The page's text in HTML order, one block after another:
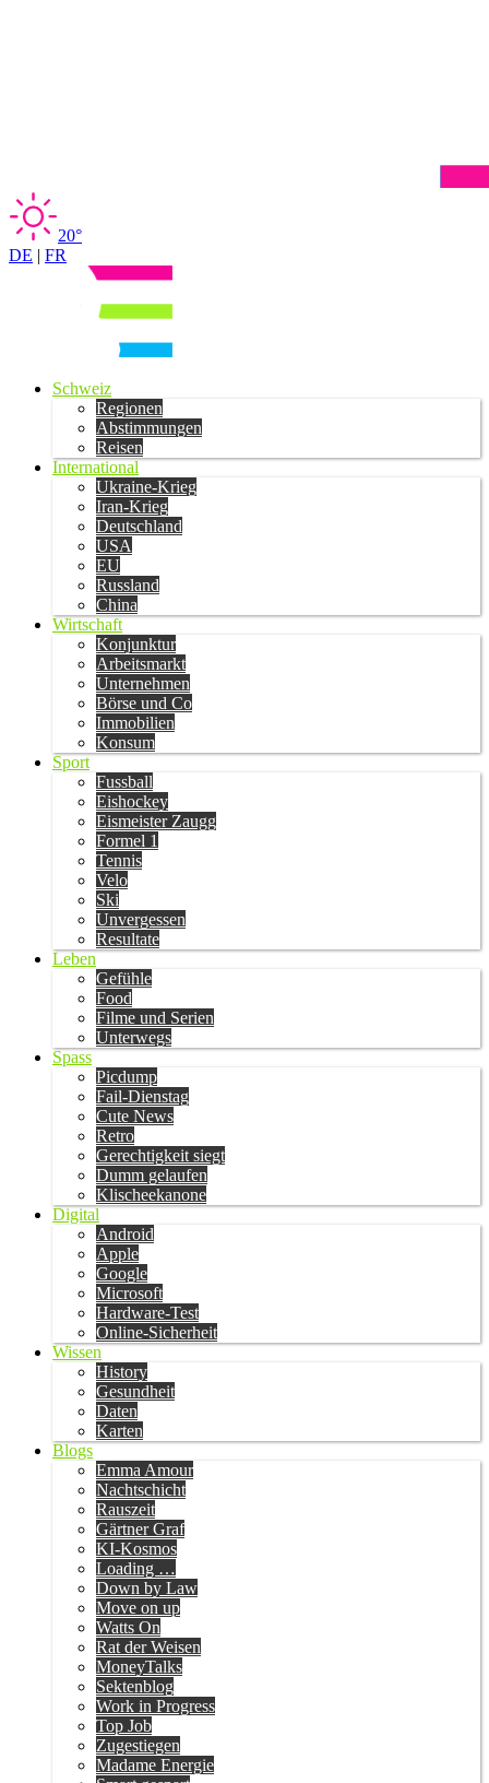
20°
DE | FR
Schweiz
Regionen
Abstimmungen
Reisen
International
Ukraine-Krieg
Iran-Krieg
Deutschland
USA
EU
Russland
China
Wirtschaft
Konjunktur
Arbeitsmarkt
Unternehmen
Börse und Co
Immobilien
Konsum
Sport
Fussball
Eishockey
Eismeister Zaugg
Formel 1
Tennis
Velo
Ski
Unvergessen
Resultate
Leben
Gefühle
Food
Filme und Serien
Unterwegs
Spass
Picdump
Fail-Dienstag
Cute News
Retro
Gerechtigkeit siegt
Dumm gelaufen
Klischeekanone
Digital
Android
Apple
Google
Microsoft
Hardware-Test
Online-Sicherheit
Wissen
History
Gesundheit
Daten
Karten
Blogs
Emma Amour
Nachtschicht
Rauszeit
Gärtner Graf
KI-Kosmos
Loading …
Down by Law
Move on up
Watts On
Rat der Weisen
MoneyTalks
Sektenblog
Work in Progress
Top Job
Zugestiegen
Madame Energie